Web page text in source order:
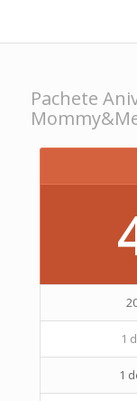
Pachete
1
1